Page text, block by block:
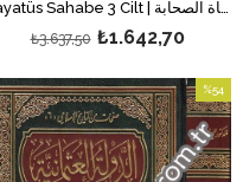
₺1.642,70
₺3.637,50
%54
İndirim